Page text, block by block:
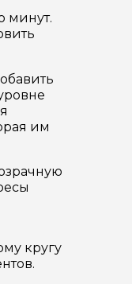
минут.
им
кругу